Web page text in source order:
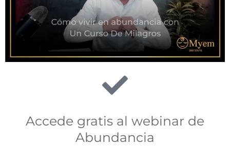
Accede gratis al webinar de
Abundancia